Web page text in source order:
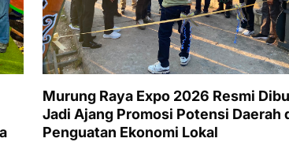
Murung Raya Expo 2026 Resmi
Jadi Ajang Promosi Potensi Daerah
Penguatan Ekonomi Lokal